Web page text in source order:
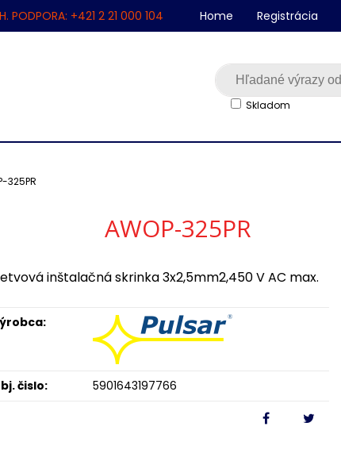
PODPORA: +421 2 21 000 104
Skladom
Home Registrácia
325PR
AWOP-325PR
inštalačná skrinka 3x2,5mm2,450 V AC max.
čislo: 5901643197766